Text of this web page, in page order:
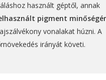
használt géptől, annak
pigment
vonalakat húzni. A
irányát követi.